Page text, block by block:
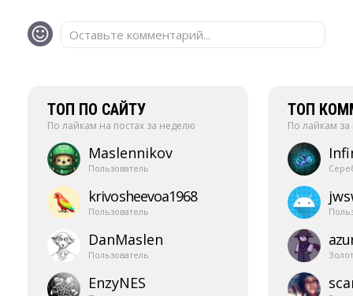
Оставьте комментарий...
ТОП ПО САЙТУ
По лайкам на постах за неделю
Maslennikov
Пользователь
krivosheevoa1968
Пользователь
DanMaslen
Пользователь
EnzyNES
ТОП
По лайкам